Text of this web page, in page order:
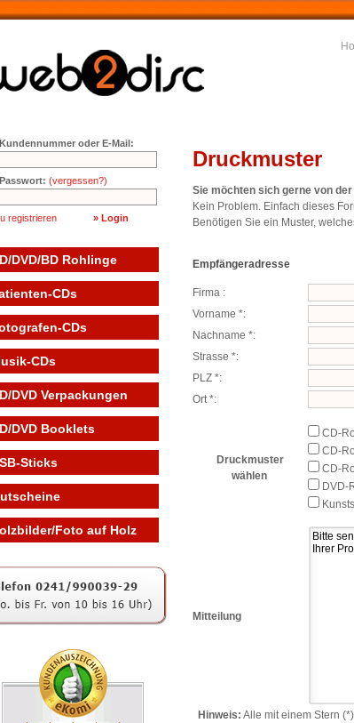
Kundennummer oder E-Mail:
Passwort: (vergessen?)
registrieren
DVD/BD Rohlinge
CDs
CDs
CDs
DVD Verpackungen
DVD Booklets
Sticks
Foto auf Holz
Druckmuster
Sie möchten sich gerne von
Kein Problem. Einfach dieses
Benötigen Sie ein Muster,
Empfängeradresse
Firma :
Vorname *:
Nachname *:
Strasse *:
PLZ *:
Ort *:
Druckmuster
wählen
CD-
CD-
CD-
DVD-
Mitteilung
Hinweis: Alle mit einem Stern